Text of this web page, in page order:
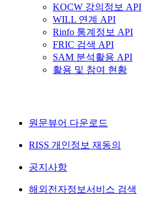
KOCW 강의정보 API
WILL 연계 API
Rinfo 통계정보 API
FRIC 검색 API
SAM 분석활용 API
활용 및 참여 현황
원문뷰어 다운로드
RISS 개인정보 재동의
공지사항
해외전자정보서비스 검색